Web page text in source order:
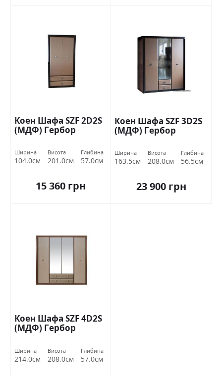
Коен Шафа SZF 2D2S
(МДФ) Гербор
Ширина
104.0см
Висота
201.0см
Глибина
57.0см
15 360 грн
Коен Шафа SZF 3D2S
(МДФ) Гербор
Ширина
163.5см
Висота
208.0см
Глибина
56.5см
23 900 грн
Коен Шафа SZF 4D2S
(МДФ) Гербор
Ширина
214.0см
Висота
208.0см
Глибина
57.0см